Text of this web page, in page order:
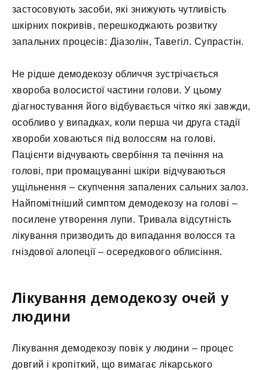
застосовують засоби, які знижують чутливість
шкірних покривів, перешкоджають розвитку
запальних процесів: Діазолін, Тавегіл. Супрастін.
Не рідше демодекозу обличчя зустрічається
хвороба волосистої частини голови. У цьому
діагностування його відбувається чітко які завжди,
особливо у випадках, коли перша чи друга стадії
хвороби ховаються під волоссям на голові.
Пацієнти відчувають свербіння та печіння на
голові, при промацуванні шкіри відчуваються
ущільнення – скупчення запалених сальних залоз.
Найпомітніший симптом демодекозу на голові –
посилене утворення лупи. Тривала відсутність
лікування призводить до випадання волосся та
гніздової алопеції – осередкового облисіння.
Лікування демодекозу очей у
людини
Лікування демодекозу повік у людини – процес
довгий і кропіткий, що вимагає лікарського